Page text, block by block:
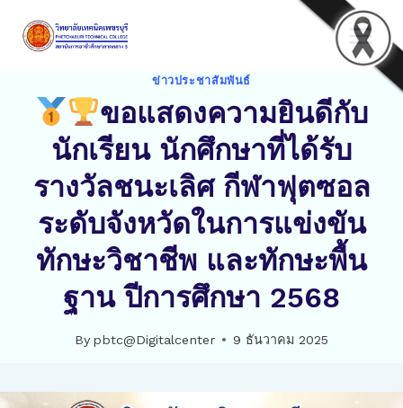
ข่าวประชาสัมพันธ์
ขอแสดงความยินดีกับ
นักเรียน นักศึกษาที่ได้รับ
รางวัลชนะเลิศ กีฬาฟุตซอล
ระดับจังหวัดในการแข่งขัน
ทักษะวิชาชีพ และทักษะพื้น
ฐาน ปีการศึกษา 2568
By pbtc@Digitalcenter 9 ธันวาคม 2025